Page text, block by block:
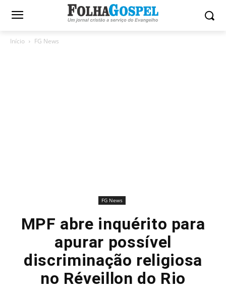
Início FG News
FG News
MPF abre inquérito para
apurar possível
discriminação religiosa
no Réveillon do Rio